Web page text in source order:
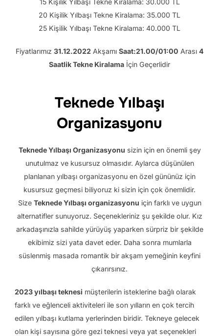
15 Kişilik Yılbaşı Tekne Kiralama: 30.000 TL
20 Kişilik Yılbaşı Tekne Kiralama: 35.000 TL
25 Kişilik Yılbaşı Tekne Kiralama: 40.000 TL
Fiyatlarımız 31.12.2022Akşamı Saat:21.00/01:00 Arası 4
Saatlik Tekne Kiralama İçin Geçerlidir
Teknede Yılbaşı
Organizasyonu
Teknede Yılbaşı Organizasyonu sizin için en önemli şey
unutulmaz ve kusursuz olmasıdır. Aylarca düşünülen
planlanan yılbaşı organizasyonu en özel gününüz için
kusursuz geçmesi biliyoruz ki sizin için çok önemlidir.
Size TeknedeYılbaşı organizasyonu için farklı ve uygun
alternatifler sunuyoruz. Seçenekleriniz şu şekilde olur. Kız
arkadaşınızla sahilde yürüyüş yaparken sürpriz bir şekilde
ekibimiz sizi yata davet eder. Daha sonra mumlarla
süslenmiş masada romantik bir akşam yemeğinin keyfini
çıkarırsınız.
2023 yılbaşı teknesi müşterilerin isteklerine bağlı olarak
farklı ve eğlenceli aktiviteleri ile son yılların en çok tercih
edilen yılbaşı kutlama yerlerinden biridir. Tekneye gelecek
olan kişi sayısına göre gezi teknesi veya yat seçenekleri